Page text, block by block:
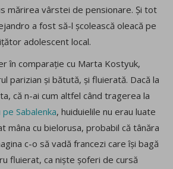
mărirea vârstei de pensionare. Și tot
a fost să-l școlească oleacă pe
adolescent local.
în comparație cu Marta Kostyuk,
parizian și bătută, și fluierată. Dacă la
că n-ai cum altfel când tragerea la
Sabalenka, huiduielile nu erau luate
mâna cu bielorusa, probabil că tânăra
c-o să vadă francezi care își bagă
fluierat, ca niște șoferi de cursă